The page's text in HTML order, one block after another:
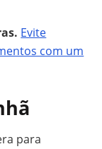
Evite
com um
para